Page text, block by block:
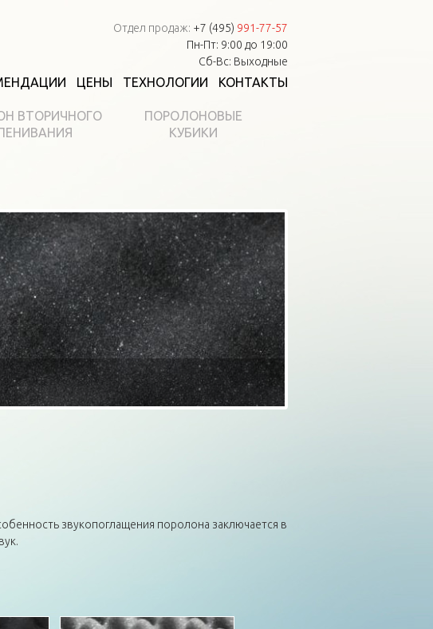
Отдел продаж: +7 (495) 991-77-57
Пн-Пт: 9:00 до 19:00
Сб-Вс: Выходные
ЦЕНЫ ТЕХНОЛОГИИ КОНТАКТЫ
ВТОРИЧНОГО
ПОРОЛОНОВЫЕ
КУБИКИ
звукопоглащения поролона заключается в